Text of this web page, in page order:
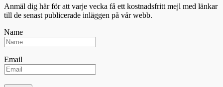
Anmäl dig här för att varje vecka få ett kostnadsfritt mejl med länkar
till de senast publicerade inläggen på vår webb.
Name
Email